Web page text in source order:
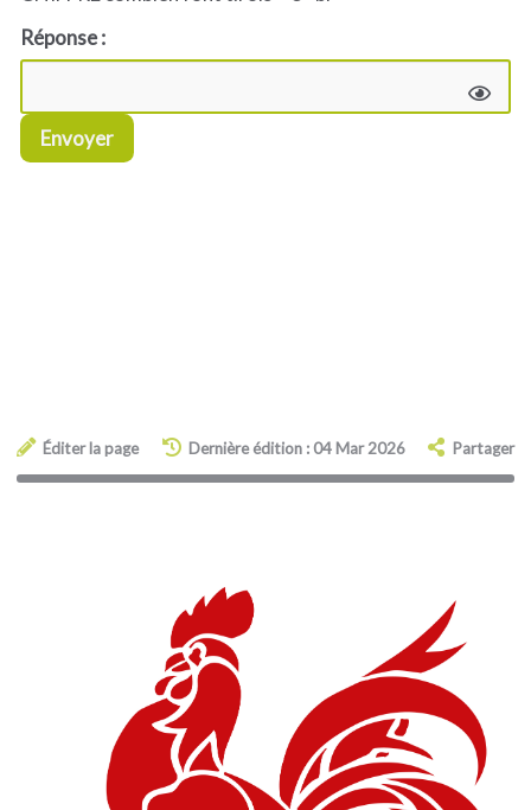
Réponse :
Envoyer
Éditer la page Dernière édition : 04 Mar 2026 Partager